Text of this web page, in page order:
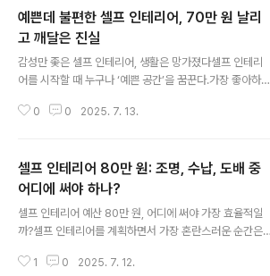
예쁜데 불편한 셀프 인테리어, 70만 원 날리
고 깨달은 진실
감성만 좇은 셀프 인테리어, 생활은 망가졌다셀프 인테리
어를 시작할 때 누구나 ‘예쁜 공간’을 꿈꾼다.가장 좋아하는
이 묻어나는 소품들로 공간을 채우면 마치 새로운 나로 다
게 바꾸는 것'만 생각했다.결과적으로 예쁜 공간은 완성됐
다.사진을 찍으면 그럴듯했고, 지인들이 와서도 “와, 호텔
같아”라는 말을 해줬다.하지만 정작 내가 그 공간에서 살기
시작했을 때, 진짜 불편함이 하나둘 쌓이기 시작했다.테이
블이 낮아 허리가 아팠고, 조명이 어두워 눈이 피로했으며,
러그는 청소가 너무 어렵고, 커튼은 여름에 햇빛을 막지 못
0 0 2025. 7. 13.
셀프 인테리어 80만 원: 조명, 수납, 도배 중
어디에 써야 하나?
셀프 인테리어 예산 80만 원, 어디에 써야 가장 효율적일
까?셀프 인테리어를 계획하면서 가장 혼란스러운 순간은
간이다. 전체 리모델링을 하기엔 부족하고, 부분 수리에만
1 0 2025. 7. 12.